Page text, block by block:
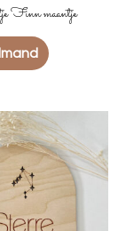
Finn maantje